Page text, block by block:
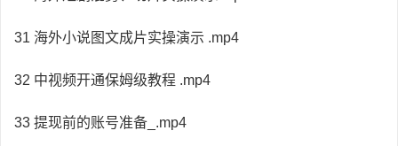
31 海外小说图文成片实操演示 .mp4
32 中视频开通保姆级教程 .mp4
33 提现前的账号准备_.mp4